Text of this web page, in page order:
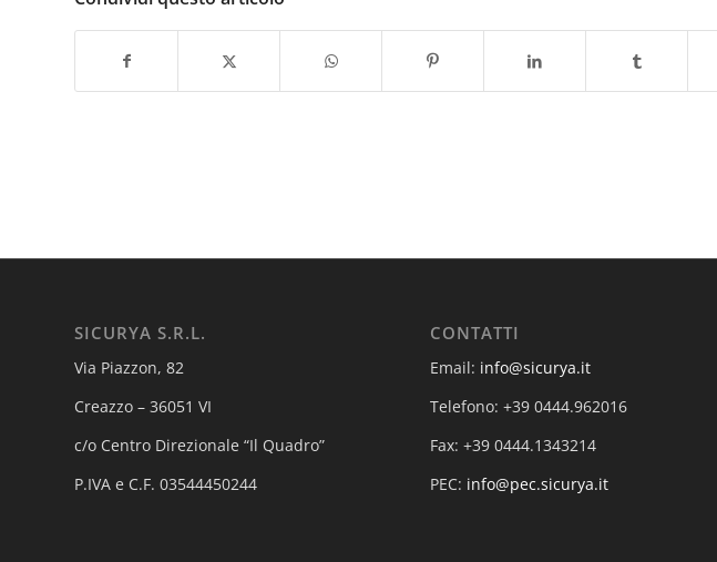
SICURYA S.R.L.
Via Piazzon, 82
Creazzo – 36051 VI
c/o Centro Direzionale “Il Quadro”
P.IVA e C.F. 03544450244
CONTATTI
Email: info@sicurya.it
Telefono: +39 0444.962016
Fax: +39 0444.1343214
PEC: info@pec.sicurya.it